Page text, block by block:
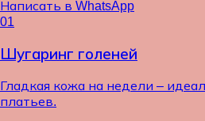
Написать в WhatsApp
01
Шугаринг голеней
Гладкая кожа на недели –
платьев.